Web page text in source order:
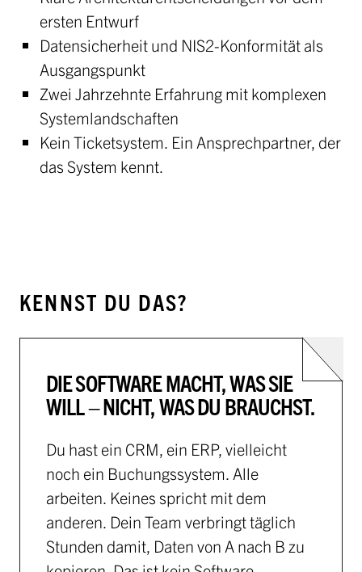
ersten Entwurf
Datensicherheit und NIS2-Konformität als
Ausgangspunkt
Zwei Jahrzehnte Erfahrung mit komplexen
Systemlandschaften
Kein Ticketsystem. Ein Ansprechpartner, der
das System kennt.
KENNST DU DAS?
DIE SOFTWARE MACHT, WAS SIE
WILL – NICHT, WAS DU BRAUCHST.
Du hast ein CRM, ein ERP, vielleicht
noch ein Buchungssystem. Alle
arbeiten. Keines spricht mit dem
anderen. Dein Team verbringt täglich
Stunden damit, Daten von A nach B zu